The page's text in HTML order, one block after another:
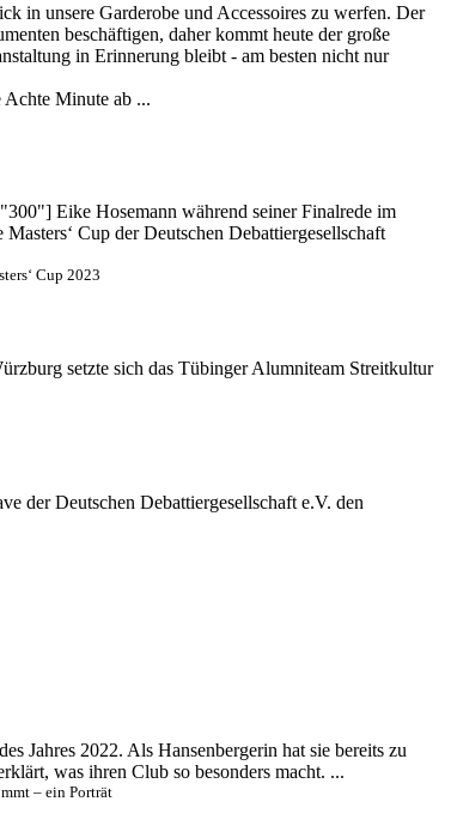
in unsere Garderobe und Accessoires zu werfen. Der
beschäftigen, daher kommt heute der große
in Erinnerung bleibt - am besten nicht nur
Minute ab ...
Eike Hosemann während seiner Finalrede im
Cup der Deutschen Debattiergesellschaft
Cup 2023
setzte sich das Tübinger Alumniteam Streitkultur
der Deutschen Debattiergesellschaft e.V. den
Jahres 2022. Als Hansenbergerin hat sie bereits zu
was ihren Club so besonders macht. ...
– ein Porträt